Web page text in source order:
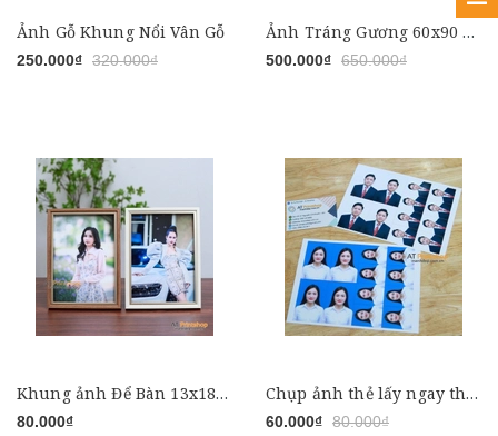
Ảnh Gỗ Khung Nổi Vân Gỗ
250.000₫ 320.000₫
Ảnh Tráng Gương 60x90 treo tường
500.000₫ 650.000₫
Khung ảnh Để Bàn 13x18, 15x21, 20x30, có in kèm ảnh Chất Lượng Cao
80.000₫
Chụp ảnh thẻ lấy ngay theo yêu cầu, chỉnh ảnh và in kèm 8 ảnh, Lấy file Miễn Phí
60.000₫ 80.000₫